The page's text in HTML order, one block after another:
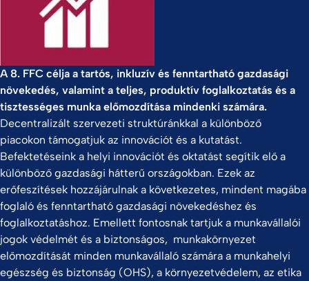
A 8. FFC célja a tartós, inkluzív és fenntartható gazdasági
növekedés, valamint a teljes, produktív foglalkoztatás és a
tisztességes munka előmozdítása mindenki számára.
Decentralizált szervezeti struktúránkkal a különböző
piacokon támogatjuk az innovációt és a kutatást.
Befektetéseink a helyi innovációt és oktatást segítik elő a
különböző gazdasági hátterű országokban. Ezek az
erőfeszítések hozzájárulnak a következetes, mindent magába
foglaló és fenntartható gazdasági növekedéshez és
foglalkoztatáshoz. Emellett fontosnak tartjuk a munkavállalói
jogok védelmét és a biztonságos, munkakörnyezet
előmozdítását minden munkavállaló számára a munkahelyi
egészség és biztonság (OHS), a környezetvédelem, az etika